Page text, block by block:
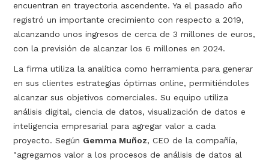
encuentran en trayectoria ascendente. Ya el pasado año
registró un importante crecimiento con respecto a 2019,
alcanzando unos ingresos de cerca de 3 millones de euros,
con la previsión de alcanzar los 6 millones en 2024.
La firma utiliza la analítica como herramienta para generar
en sus clientes estrategias óptimas online, permitiéndoles
alcanzar sus objetivos comerciales. Su equipo utiliza
análisis digital, ciencia de datos, visualización de datos e
inteligencia empresarial para agregar valor a cada
proyecto. Según Gemma Muñoz, CEO de la compañía,
"agregamos valor a los procesos de análisis de datos al